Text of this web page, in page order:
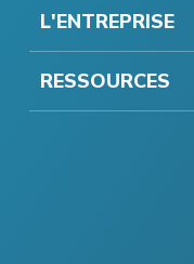
L'ENTREPRISE
RESSOURCES